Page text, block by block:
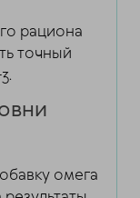
рациона
точный
омега